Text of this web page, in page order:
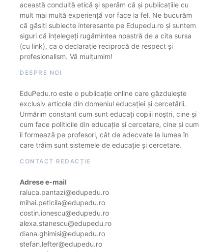
această conduită etică și sperăm că și publicațiile cu
mult mai multă experiență vor face la fel. Ne bucurăm
că găsiți subiecte interesante pe Edupedu.ro și suntem
siguri că înțelegeți rugămintea noastră de a cita sursa
(cu link), ca o declarație reciprocă de respect și
profesionalism. Vă mulțumim!
DESPRE NOI
EduPedu.ro este o publicație online care găzduiește
exclusiv articole din domeniul educației și cercetării.
Urmărim constant cum sunt educați copiii noștri, cine și
cum face politicile din educație și cercetare, cine și cum
îi formează pe profesori, cât de adecvate la lumea în
care trăim sunt sistemele de educație și cercetare.
CONTACT REDACȚIE
Adrese e-mail
raluca.pantazi@edupedu.ro
mihai.peticila@edupedu.ro
costin.ionescu@edupedu.ro
alexa.stanescu@edupedu.ro
diana.ghimisi@edupedu.ro
stefan.lefter@edupedu.ro